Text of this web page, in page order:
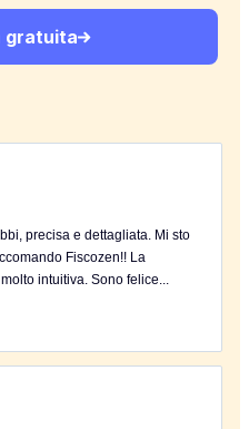
gratuita
precisa e dettagliata. Mi sto
Fiscozen!! La
intuitiva. Sono felice...